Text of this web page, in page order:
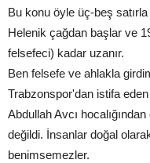
Bu konu öyle üç-beş
Helenik çağdan başlar ve
felsefeci) kadar uzanır.
Ben felsefe ve ahlakla
Trabzonspor'dan istifa eden
Abdullah Avcı
değildi. İnsanlar doğal
benimsemezler.